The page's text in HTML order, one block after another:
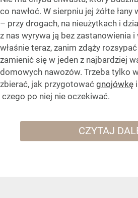
co nawłoć. W sierpniu jej żółte
– przy drogach, na nieużytkach i
z nas wyrywa ją bez zastanowienia
właśnie teraz, zanim zdąży
zamienić się w jeden z najbardziej
domowych nawozów. Trzeba tylko
zbierać, jak przygotować gnojówkę
czego po niej nie oczekiwać.
CZYTAJ